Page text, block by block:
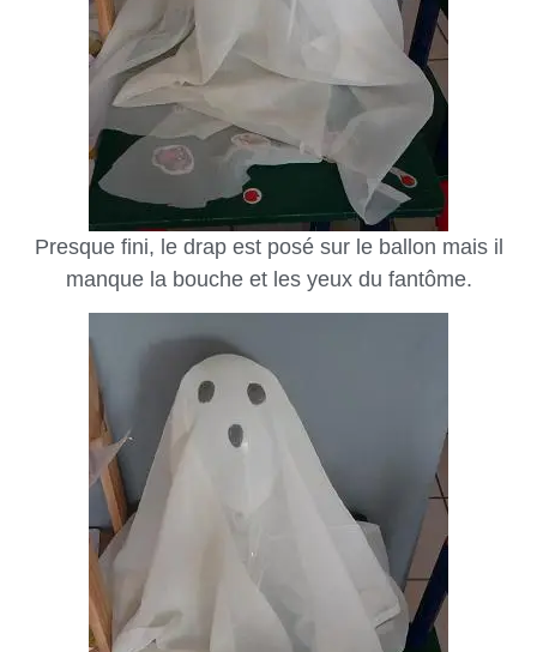
Presque fini, le drap est posé sur le ballon mais il
manque la bouche et les yeux du fantôme.